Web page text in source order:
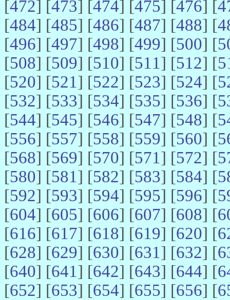
[472] [473] [474] [475] [476] [
[484] [485] [486] [487] [488] [
[496] [497] [498] [499] [500] [
[508] [509] [510] [511] [512] [
[520] [521] [522] [523] [524] [
[532] [533] [534] [535] [536] [
[544] [545] [546] [547] [548] [
[556] [557] [558] [559] [560] [
[568] [569] [570] [571] [572] [
[580] [581] [582] [583] [584] [
[592] [593] [594] [595] [596] [
[604] [605] [606] [607] [608] [
[616] [617] [618] [619] [620] [
[628] [629] [630] [631] [632] [
[640] [641] [642] [643] [644] [
[652] [653] [654] [655] [656] [